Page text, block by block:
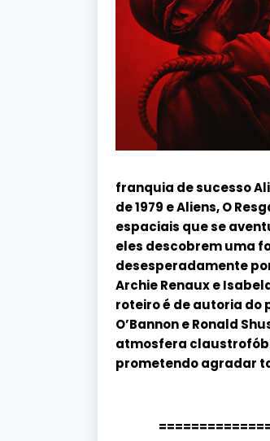
franquia de sucesso
de 1979 e Aliens, O
espaciais que se
eles descobrem uma
desesperadamente
Archie Renaux e
roteiro é de autoria do
O’Bannon e Ronald
atmosfera
prometendo agradar